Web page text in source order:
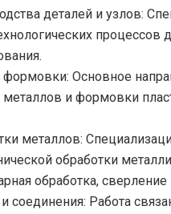
деталей и узлов:
процессов
формовки: Основное
металлов и формовки
металлов:
обработки
обработка,
соединения: Работа